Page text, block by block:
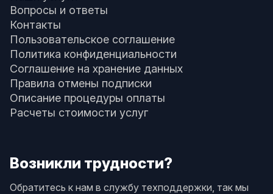
Вопросы и ответы
Контакты
Пользовательское соглашение
Политика конфиденциальности
Соглашение на хранение данных
Правила отмены подписки
Описание процедуры оплаты
Расчеты стоимости услуг
Возникли трудности?
Обратитесь к нам в службу техподдержки, так мы